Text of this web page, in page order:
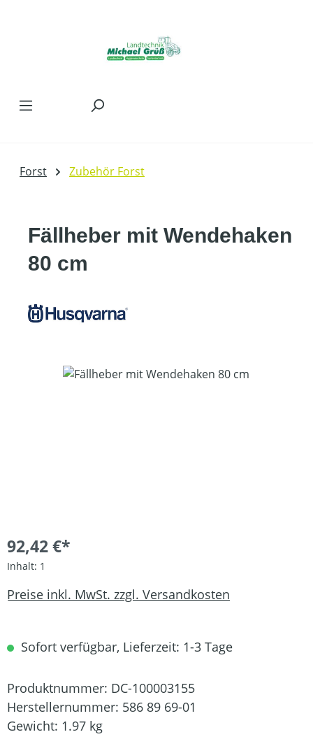
Forst Zubehör Forst
Fällheber mit Wendehaken
80 cm
Bildergalerie überspringen
92,42 €*
Inhalt: 1
Preise inkl. MwSt. zzgl. Versandkosten
Sofort verfügbar, Lieferzeit: 1-3 Tage
Produktnummer: DC-100003155
Herstellernummer: 586 89 69-01
Gewicht: 1.97 kg